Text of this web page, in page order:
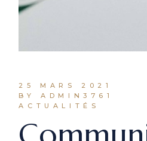
25 MARS 2021
BY ADMIN3761
ACTUALITÉS